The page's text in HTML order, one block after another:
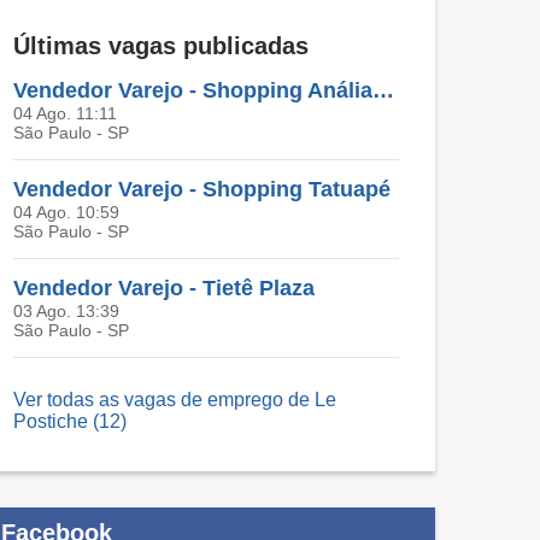
Últimas vagas publicadas
Vendedor Varejo - Shopping Anália Franco
04 Ago. 11:11
São Paulo - SP
Vendedor Varejo - Shopping Tatuapé
04 Ago. 10:59
São Paulo - SP
Vendedor Varejo - Tietê Plaza
03 Ago. 13:39
São Paulo - SP
Ver todas as vagas de emprego de Le
Postiche (12)
Facebook